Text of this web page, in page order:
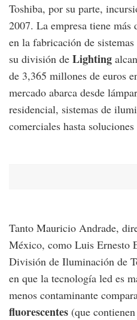
Toshiba, por su parte,
2007. La empresa tiene más
en la fabricación de
su división de Lighting
de 3,365 millones de euros
mercado abarca desde
residencial, sistemas de
comerciales hasta
Tanto Mauricio Andrade,
México, como Luis Ernesto
División de Iluminación de
en que la tecnología led es
menos contaminante
fluorescentes (que